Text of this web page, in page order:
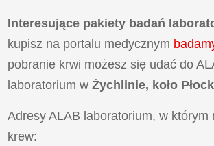
Interesujące pakiety badań
kupisz na portalu medycznym
pobranie krwi możesz się udać do
laboratorium w Żychlinie, koło
Adresy ALAB laboratorium, w którym
krew: